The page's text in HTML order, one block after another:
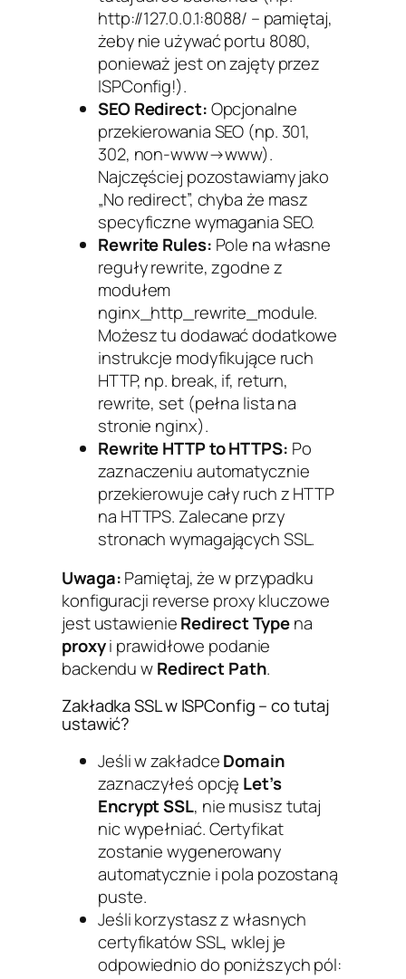
http://127.0.0.1:8088/ – pamiętaj,
żeby nie używać portu 8080,
ponieważ jest on zajęty przez
ISPConfig!).
SEO Redirect:Opcjonalne
przekierowania SEO (np. 301,
302, non-www→www).
Najczęściej pozostawiamy jako
„No redirect”, chyba że masz
specyficzne wymagania SEO.
Rewrite Rules: Pole na własne
reguły rewrite, zgodne z
modułem
nginx_http_rewrite_module.
Możesz tu dodawać dodatkowe
instrukcje modyfikujące ruch
HTTP, np. break, if, return,
rewrite, set (pełna lista na
stronie nginx).
Rewrite HTTP to HTTPS: Po
zaznaczeniu automatycznie
przekierowuje cały ruch z HTTP
na HTTPS. Zalecane przy
stronach wymagających SSL.
Uwaga:Pamiętaj, że w przypadku
konfiguracji reverse proxy kluczowe
jest ustawienieRedirect Typena
proxyi prawidłowe podanie
backendu wRedirect Path.
Zakładka SSL w ISPConfig – co tutaj
ustawić?
Jeśli w zakładceDomain
zaznaczyłeś opcję Let’s
Encrypt SSL, nie musisz tutaj
nic wypełniać. Certyfikat
zostanie wygenerowany
automatycznie i pola pozostaną
puste.
Jeśli korzystasz z własnych
certyfikatów SSL, wklej je
odpowiednio do poniższych pól: